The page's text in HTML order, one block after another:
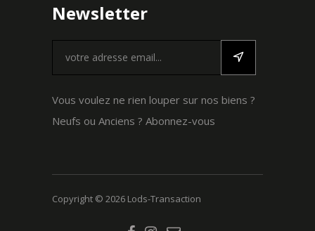
Newsletter
Vous voulez ne rien louper sur nos biens ?
Neufs ou Anciens ? Abonnez-vous
Copyright © 2026 Lods-Transaction